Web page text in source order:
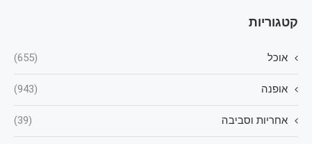
קטגוריות
אוכל (655)
אופנה (943)
אחריות וסביבה (39)